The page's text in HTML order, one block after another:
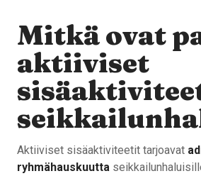
Mitkä ovat
aktiiviset
Aktiiviset sisäaktiviteetit tarjoavat
ryhmähauskuutta